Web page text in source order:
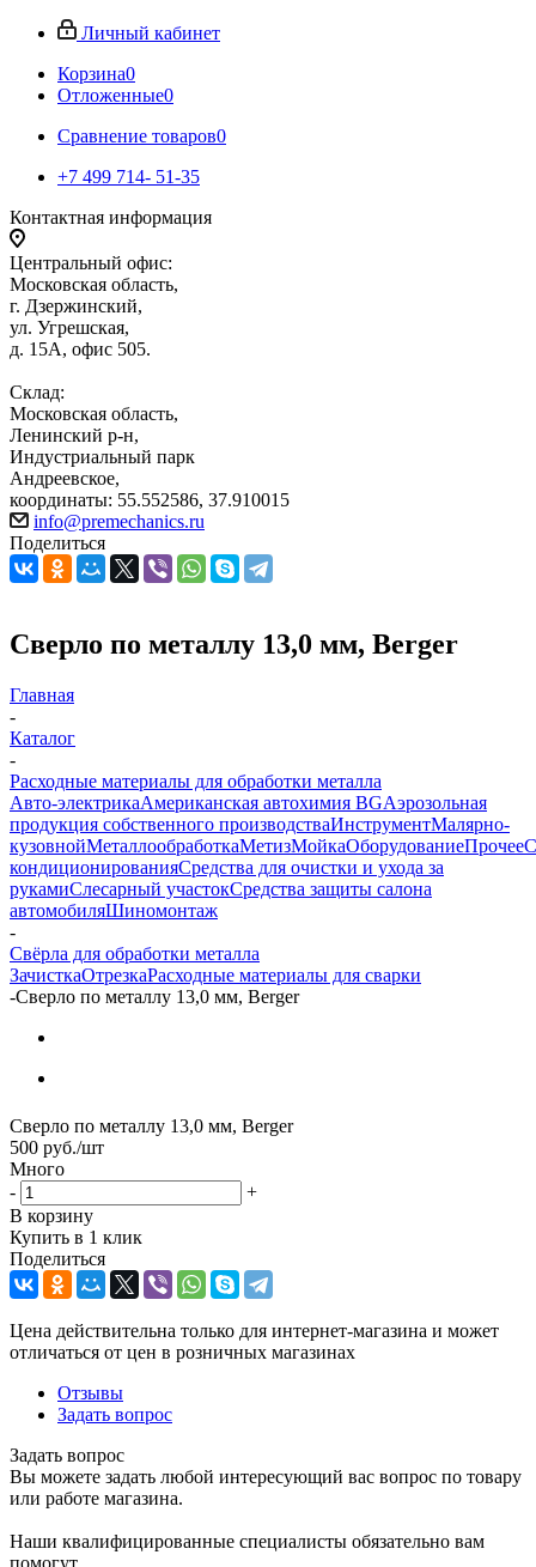
Личный кабинет
Корзина0
Отложенные0
Сравнение товаров0
+7 499 714- 51-35
Контактная информация
Центральный офис:
Московская область,
г. Дзержинский,
ул. Угрешская,
д. 15А, офис 505.
Склад:
Московская область,
Ленинский р-н,
Индустриальный парк
Андреевское,
координаты: 55.552586, 37.910015
info@premechanics.ru
Поделиться
Сверло по металлу 13,0 мм, Berger
Главная
-
Каталог
-
Расходные материалы для обработки металла
Авто-электрикаАмериканская автохимия BGАэрозольная
продукция собственного производстваИнструментМалярно-
кузовнойМеталлообработкаМетизМойкаОборудованиеПрочее
кондиционированияСредства для очистки и ухода за
рукамиСлесарный участокСредства защиты салона
автомобиляШиномонтаж
-
Свёрла для обработки металла
ЗачисткаОтрезкаРасходные материалы для сварки
-Сверло по металлу 13,0 мм, Berger
Сверло по металлу 13,0 мм, Berger
500 руб./шт
Много
-
+
В корзину
Купить в 1 клик
Поделиться
Цена действительна только для интернет-магазина и может
отличаться от цен в розничных магазинах
Отзывы
Задать вопрос
Задать вопрос
Вы можете задать любой интересующий вас вопрос по товару
или работе магазина.
Наши квалифицированные специалисты обязательно вам
помогут.